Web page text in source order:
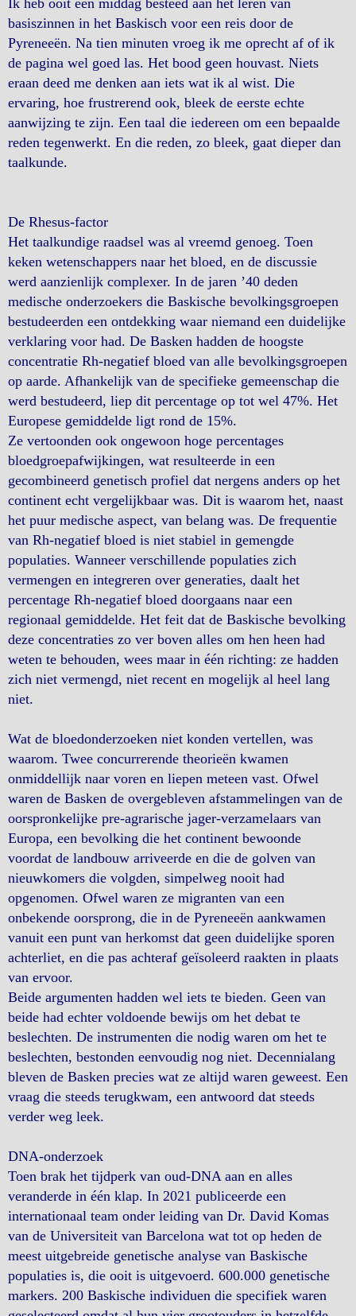
Ik heb ooit een middag besteed aan het leren van
basiszinnen in het Baskisch voor een reis door de
Pyreneeën. Na tien minuten vroeg ik me oprecht af of ik
de pagina wel goed las. Het bood geen houvast. Niets
eraan deed me denken aan iets wat ik al wist. Die
ervaring, hoe frustrerend ook, bleek de eerste echte
aanwijzing te zijn. Een taal die iedereen om een ​​bepaalde
reden tegenwerkt. En die reden, zo bleek, gaat dieper dan
taalkunde.
De Rhesus-factor
Het taalkundige raadsel was al vreemd genoeg. Toen
keken wetenschappers naar het bloed, en de discussie
werd aanzienlijk complexer. In de jaren ’40 deden
medische onderzoekers die Baskische bevolkingsgroepen
bestudeerden een ontdekking waar niemand een duidelijke
verklaring voor had. De Basken hadden de hoogste
concentratie Rh-negatief bloed van alle bevolkingsgroepen
op aarde. Afhankelijk van de specifieke gemeenschap die
werd bestudeerd, liep dit percentage op tot wel 47%. Het
Europese gemiddelde ligt rond de 15%.
Ze vertoonden ook ongewoon hoge percentages
bloedgroepafwijkingen, wat resulteerde in een
gecombineerd genetisch profiel dat nergens anders op het
continent echt vergelijkbaar was. Dit is waarom het, naast
het puur medische aspect, van belang was. De frequentie
van Rh-negatief bloed is niet stabiel in gemengde
populaties. Wanneer verschillende populaties zich
vermengen en integreren over generaties, daalt het
percentage Rh-negatief bloed doorgaans naar een
regionaal gemiddelde. Het feit dat de Baskische bevolking
deze concentraties zo ver boven alles om hen heen had
weten te behouden, wees maar in één richting: ze hadden
zich niet vermengd, niet recent en mogelijk al heel lang
niet.
Wat de bloedonderzoeken niet konden vertellen, was
waarom. Twee concurrerende theorieën kwamen
onmiddellijk naar voren en liepen meteen vast. Ofwel
waren de Basken de overgebleven afstammelingen van de
oorspronkelijke pre-agrarische jager-verzamelaars van
Europa, een bevolking die het continent bewoonde
voordat de landbouw arriveerde en die de golven van
nieuwkomers die volgden, simpelweg nooit had
opgenomen. Ofwel waren ze migranten van een
onbekende oorsprong, die in de Pyreneeën aankwamen
vanuit een punt van herkomst dat geen duidelijke sporen
achterliet, en die pas achteraf geïsoleerd raakten in plaats
van ervoor.
Beide argumenten hadden wel iets te bieden. Geen van
beide had echter voldoende bewijs om het debat te
beslechten. De instrumenten die nodig waren om het te
beslechten, bestonden eenvoudig nog niet. Decennialang
bleven de Basken precies wat ze altijd waren geweest. Een
vraag die steeds terugkwam, een antwoord dat steeds
verder weg leek.
DNA-onderzoek
Toen brak het tijdperk van oud-DNA aan en alles
veranderde in één klap. In 2021 publiceerde een
internationaal team onder leiding van Dr. David Komas
van de Universiteit van Barcelona wat tot op heden de
meest uitgebreide genetische analyse van Baskische
populaties is, die ooit is uitgevoerd. 600.000 genetische
markers. 200 Baskische individuen die specifiek waren